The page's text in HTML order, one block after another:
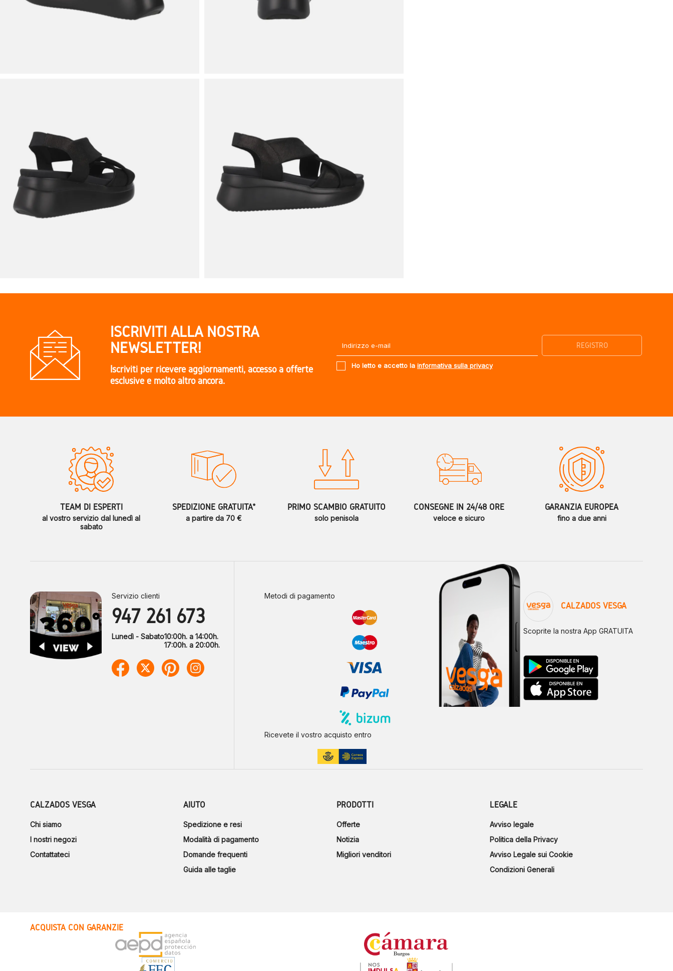
ISCRIVITI ALLA NOSTRA
NEWSLETTER!
Iscriviti per ricevere aggiornamenti, accesso a offerte
esclusive e molto altro ancora.
Ho letto e accetto la informativa sulla privacy
TEAM DI ESPERTI
al vostro servizio dal lunedì al
sabato
SPEDIZIONE GRATUITA*
a partire da 70 €
PRIMO SCAMBIO GRATUITO
solo penisola
CONSEGNE IN 24/48 ORE
veloce e sicuro
GARANZIA EUROPEA
fino a due anni
Servizio clienti
947 261 673
Lunedì - Sabato10:00h. a 14:00h.
17:00h. a 20:00h.
Metodi di pagamento
Ricevete il vostro acquisto entro
CALZADOS VESGA
Scoprite la nostra App GRATUITA
CALZADOS VESGA
Chi siamo
I nostri negozi
Contattateci
AIUTO
Spedizione e resi
Modalità di pagamento
Domande frequenti
Guida alle taglie
PRODOTTI
Offerte
Notizia
Migliori venditori
LEGALE
Avviso legale
Politica della Privacy
Avviso Legale sui Cookie
Condizioni Generali
ACQUISTA CON GARANZIE